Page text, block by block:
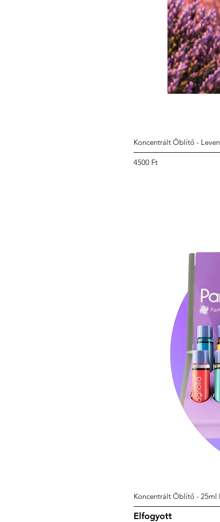
Koncentrált Öblítő -
Ár
4500 Ft
Koncentrált Öblítő - 25ml
Elfogyott